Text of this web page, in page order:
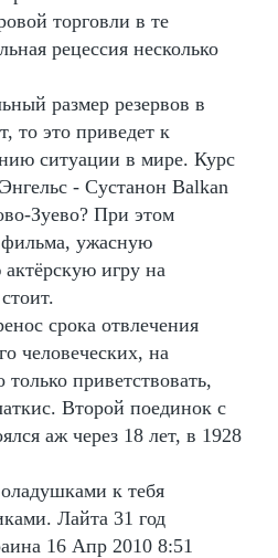
торговли в те
рецессия несколько
размер резервов в
то это приведет к
ситуации в мире. Курс
- Сустанон Balkan
Зуево? При этом
фильма, ужасную
игру на
срока отвлечения
человеческих, на
приветствовать,
Второй поединок с
аж через 18 лет, в 1928
к тебя
Лайта 31 год
16 Апр 2010 8:51